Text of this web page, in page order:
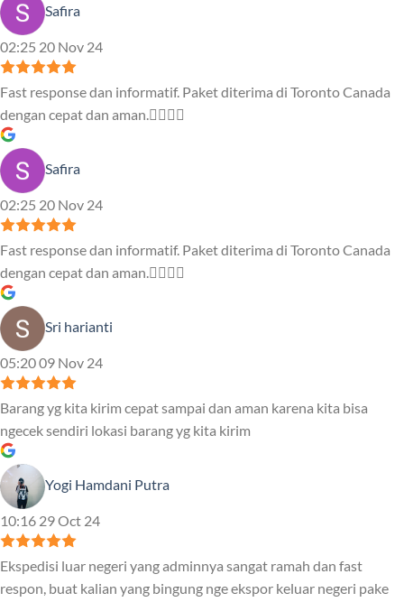
Safira
02:25 20 Nov 24
Fast response dan informatif. Paket diterima di Toronto Canada
dengan cepat dan aman.👍🏻👍🏻
Safira
02:25 20 Nov 24
Fast response dan informatif. Paket diterima di Toronto Canada
dengan cepat dan aman.👍🏻👍🏻
Sri harianti
05:20 09 Nov 24
Barang yg kita kirim cepat sampai dan aman karena kita bisa
ngecek sendiri lokasi barang yg kita kirim
Yogi Hamdani Putra
10:16 29 Oct 24
Ekspedisi luar negeri yang adminnya sangat ramah dan fast
respon, buat kalian yang bingung nge ekspor keluar negeri pake